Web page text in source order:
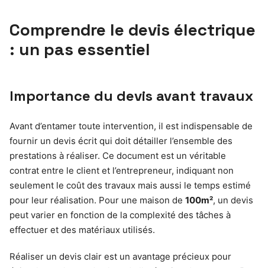
Comprendre le devis électrique
: un pas essentiel
Importance du devis avant travaux
Avant d’entamer toute intervention, il est indispensable de
fournir un devis écrit qui doit détailler l’ensemble des
prestations à réaliser. Ce document est un véritable
contrat entre le client et l’entrepreneur, indiquant non
seulement le coût des travaux mais aussi le temps estimé
pour leur réalisation. Pour une maison de 100m², un devis
peut varier en fonction de la complexité des tâches à
effectuer et des matériaux utilisés.
Réaliser un devis clair est un avantage précieux pour